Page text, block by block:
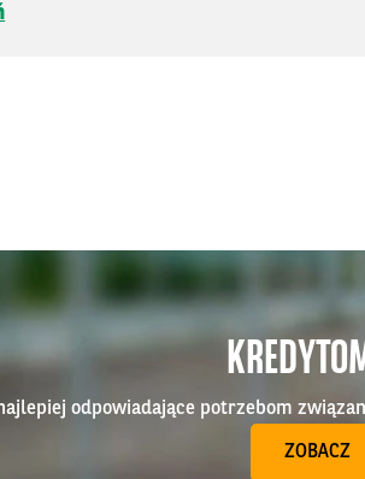
odpowiadające potrzebom
ZOBACZ